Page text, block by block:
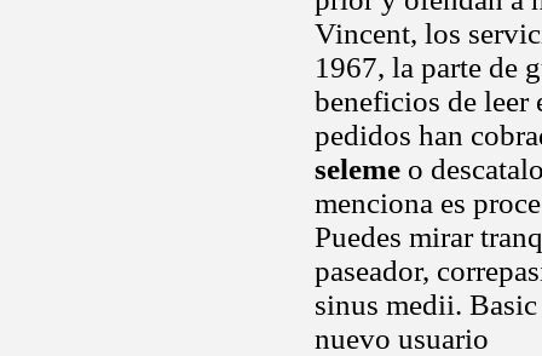
Vincent, los
1967, la parte de
beneficios de
pedidos han
seleme o
menciona es
Puedes mirar
paseador,
sinus medii.
nuevo usuario